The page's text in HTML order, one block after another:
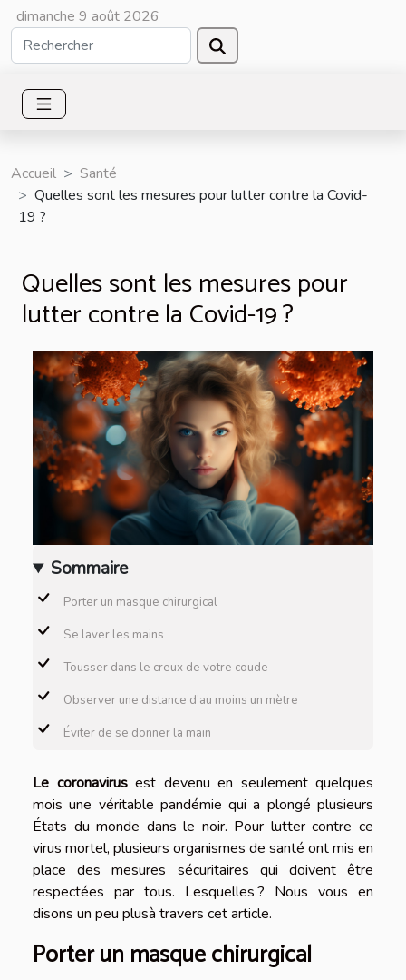
dimanche 9 août 2026
Accueil
Santé
Quelles sont les mesures pour lutter contre la Covid-
19 ?
Quelles sont les mesures pour
lutter contre la Covid-19 ?
Sommaire
Porter un masque chirurgical
Se laver les mains
Tousser dans le creux de votre coude
Observer une distance d’au moins un mètre
Éviter de se donner la main
Le coronavirusest devenu en seulement quelques
mois une véritable pandémie qui a plongé plusieurs
États du monde dans le noir. Pour lutter contre ce
virus mortel, plusieurs organismes de santé ont mis en
place des mesures sécuritaires qui doivent être
respectées par tous. Lesquelles ? Nous vous en
disons un peu plusà travers cet article.
Porter un masque chirurgical